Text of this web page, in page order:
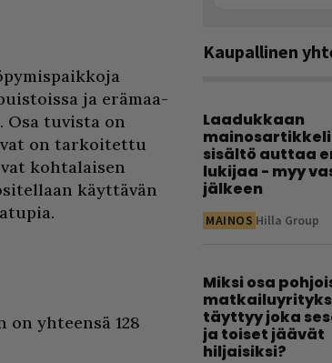
ja erämaa-
tuvista on
on tarkoitettu
kohtalaisen
käyttävän
yhteensä 128
Kaupallinen
Laadukkaan
sisältö auttaa
lukijaa - myy
jälkeen
MAINOS Hilla Group
Miksi osa
täyttyy joka
ja toiset jäävät
hiljaisiksi?